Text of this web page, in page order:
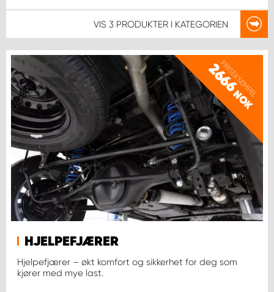
VIS 3 PRODUKTER I KATEGORIEN
PRISEKSEMPEL
2666
NOK
HJELPEFJÆRER
Hjelpefjærer – økt komfort og sikkerhet for deg som
kjører med mye last.